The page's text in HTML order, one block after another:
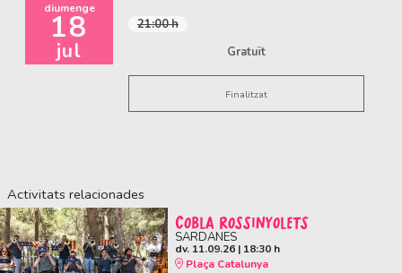
diumenge
18
jul
21:00 h
Gratuït
Finalitzat
Activitats relacionades
COBLA ROSSINYOLETS
SARDANES
dv. 11.09.26| 18:30 h
Plaça Catalunya